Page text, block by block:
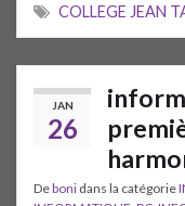
COLLEGE JEAN
JAN
26
Deboni dans la catégorie